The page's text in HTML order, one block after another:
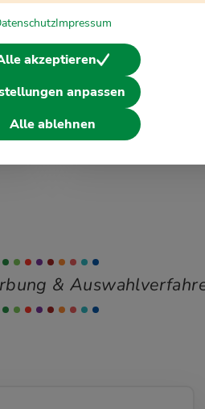
Das
Personalern
&
Impressum
akzeptieren
anpassen
Alle ablehnen